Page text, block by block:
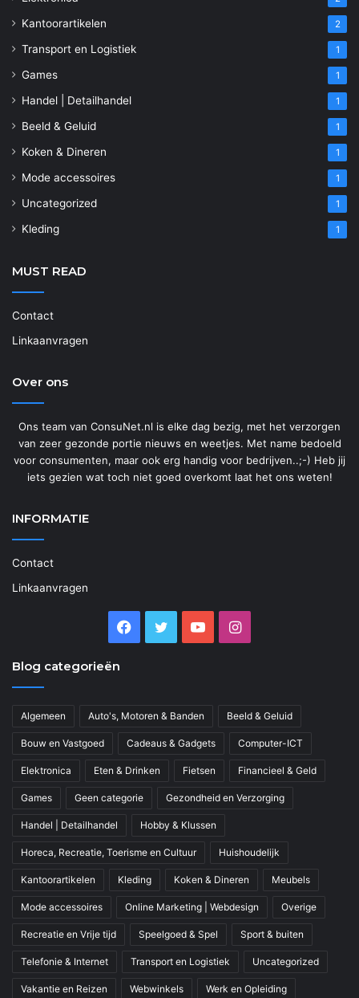
Kantoorartikelen 2
Transport en Logistiek 1
Games 1
Handel | Detailhandel 1
Beeld & Geluid 1
Koken & Dineren 1
Mode accessoires 1
Uncategorized 1
Kleding 1
MUST READ
Contact
Linkaanvragen
Over ons
Ons team van ConsuNet.nl is elke dag bezig, met het verzorgen
van zeer gezonde portie nieuws en weetjes. Met name bedoeld
voor consumenten, maar ook erg handig voor bedrijven..;-) Heb jij
iets gezien wat toch niet goed overkomt laat het ons weten!
INFORMATIE
Contact
Linkaanvragen
Facebook
TwitterYouTubeInstagram
Blog categorieën
Algemeen Auto's, Motoren & Banden Beeld & Geluid
Bouw en Vastgoed Cadeaus & Gadgets Computer-ICT
Elektronica Eten & Drinken Fietsen Financieel & Geld
Games Geen categorie Gezondheid en Verzorging
Handel | Detailhandel Hobby & Klussen
Horeca, Recreatie, Toerisme en Cultuur Huishoudelijk
Kantoorartikelen Kleding Koken & Dineren Meubels
Mode accessoires Online Marketing | Webdesign Overige
Recreatie en Vrije tijd Speelgoed & Spel Sport & buiten
Telefonie & Internet Transport en Logistiek Uncategorized
Vakantie en Reizen Webwinkels Werk en Opleiding